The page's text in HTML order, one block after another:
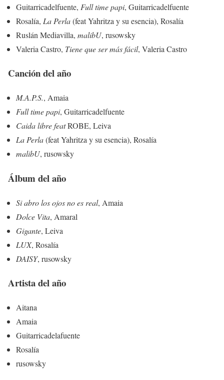
Guitarricadelfuente, Full time papi, Guitarricadelfuente
Rosalía, La Perla(feat Yahritza y su esencia), Rosalía
Ruslán Mediavilla, malibU, rusowsky
Valeria Castro, Tiene que ser más fácil, Valeria Castro
Canción del año
M.A.P.S., Amaia
Full time papi, Guitarricadelfuente
Caida libre featROBE, Leiva
La Perla(feat Yahritza y su esencia), Rosalía
malibU, rusowsky
Álbum del año
Si abro los ojos no es real, Amaia
Dolce Vita, Amaral
Gigante, Leiva
LUX, Rosalía
DAISY, rusowsky
Artista del año
Aitana
Amaia
Guitarricadelafuente
Rosalía
rusowsky